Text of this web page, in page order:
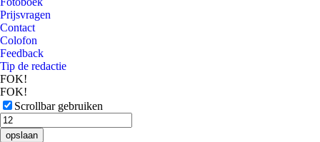
Prijsvragen
Contact
Colofon
Feedback
Tip de redactie
FOK!
FOK!
Scrollbar gebruiken
opslaan